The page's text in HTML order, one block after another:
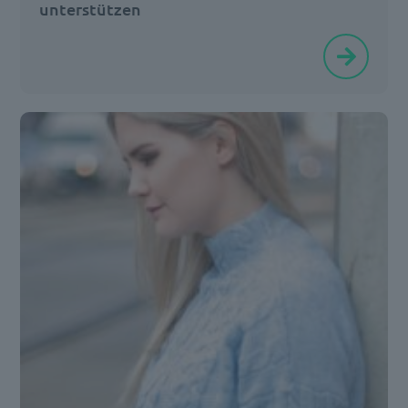
unterstützen
und
Kunden
verlangen
nachhaltige
Finanzdienstleister